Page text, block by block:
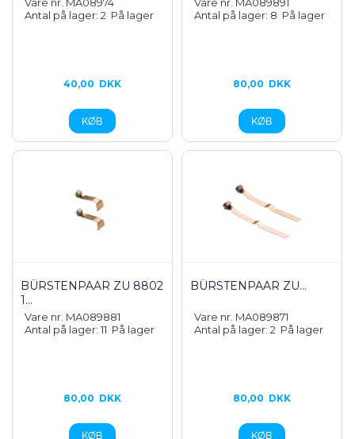
Antal på lager: 2 På lager
40,00 DKK
Antal på lager: 8 På lager
80,00 DKK
BÜRSTENPAAR ZU 8802
1...
Vare nr. MA089881
Antal på lager: 11 På lager
80,00 DKK
BÜRSTENPAAR ZU...
Vare nr. MA089871
Antal på lager: 2 På lager
80,00 DKK